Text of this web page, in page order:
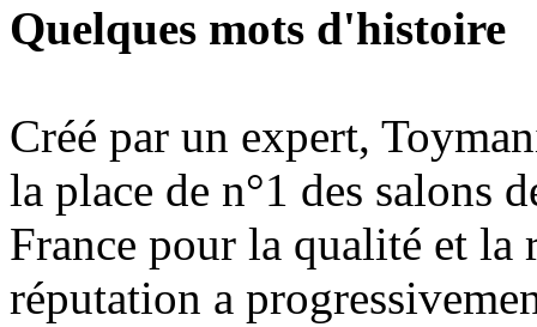
Quelques mots d'histoire
Créé par un expert,
la place de n°1 des salons
France pour la qualité et la
réputation a